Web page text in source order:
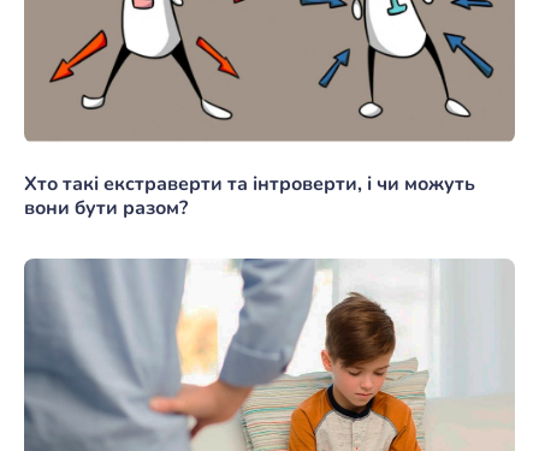
Хто такі екстраверти та інтроверти, і чи можуть
вони бути разом?